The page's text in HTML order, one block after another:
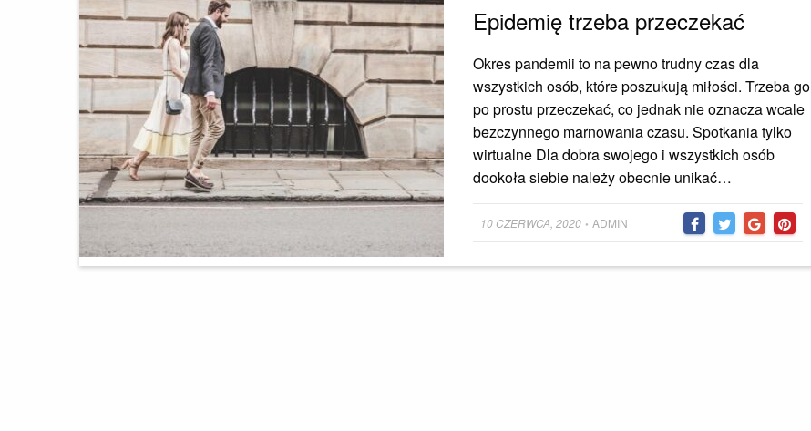
Epidemię trzeba przeczekać
Okres pandemii to na pewno trudny czas dla
wszystkich osób, które poszukują miłości. Trzeba go
po prostu przeczekać, co jednak nie oznacza wcale
bezczynnego marnowania czasu. Spotkania tylko
wirtualne Dla dobra swojego i wszystkich osób
dookoła siebie należy obecnie unikać…
Posted
10 CZERWCA, 2020 • ADMIN